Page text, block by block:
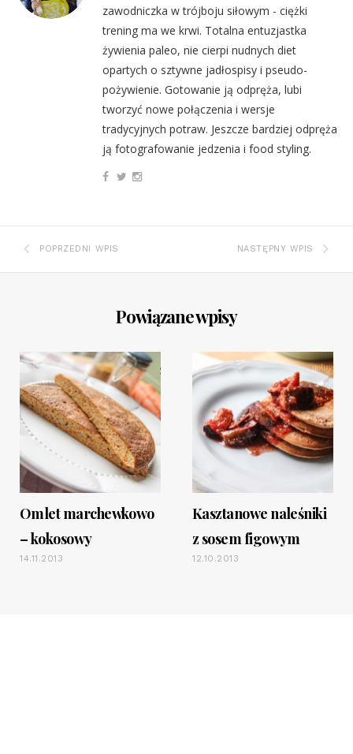
zawodniczka w trójboju siłowym - ciężki
trening ma we krwi. Totalna entuzjastka
żywienia paleo, nie cierpi nudnych diet
opartych o sztywne jadłospisy i pseudo-
pożywienie. Gotowanie ją odpręża, lubi
tworzyć nowe połączenia i wersje
tradycyjnych potraw. Jeszcze bardziej odpręża
ją fotografowanie jedzenia i food styling.
POPRZEDNI WPIS NASTĘPNY WPIS
Powiązane wpisy
Omlet marchewkowo
– kokosowy
14.11.2013
Kasztanowe naleśniki
z sosem figowym
12.10.2013